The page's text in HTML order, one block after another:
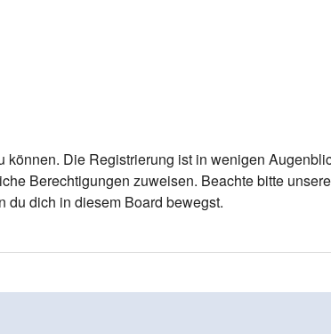
Die Registrierung ist in wenigen
Berechtigungen zuweisen. Beachte bitte
du dich in diesem Board bewegst.